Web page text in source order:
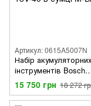
Артикул: 0615A5007N
Набір акумуляторних
інструментів Bosch
Professional: дриль-
шурупокрут GSR
КШМ GWS 18V-8 з 2
15 750 грн 18 272